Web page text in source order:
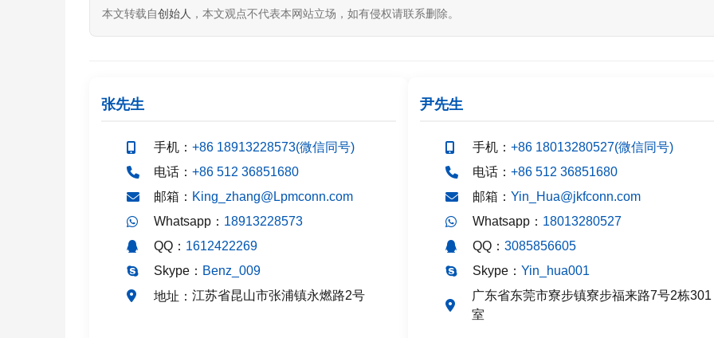
本文转载自创始人 ，本文观点不代表本网站立场，如有侵权请联系删除。
张先生
手机： +86 18913228573(微信同号)
电话： +86 512 36851680
邮箱： King_zhang@Lpmconn.com
Whatsapp： 18913228573
QQ： 1612422269
Skype： Benz_009
地址： 江苏省昆山市张浦镇永燃路2号
尹先生
手机： +86 18013280527(微信同号)
电话： +86 512 36851680
邮箱： Yin_Hua@jkfconn.com
Whatsapp： 18013280527
QQ： 3085856605
Skype： Yin_hua001
广东省东莞市寮步镇寮步福来路7号2栋301
室